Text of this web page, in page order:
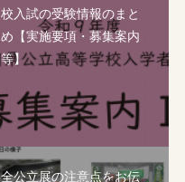
校入試の受験情報のまと
め【実施要項・募集案内
等】
全公立展の注意点をお伝